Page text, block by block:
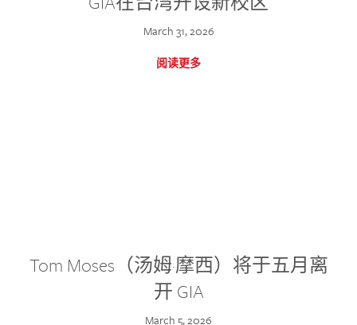
March 31, 2026
阅读更多
Tom Moses（汤姆·摩西）将于五月离
开 GIA
March 5, 2026